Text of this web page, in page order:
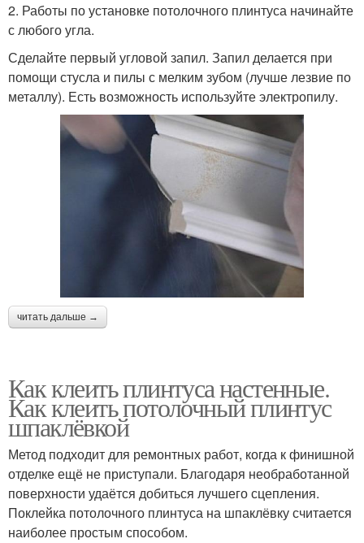
2. Работы по установке потолочного плинтуса начинайте
с любого угла.
Сделайте первый угловой запил. Запил делается при
помощи стусла и пилы с мелким зубом (лучше лезвие по
металлу). Есть возможность используйте электропилу.
читать дальше →
Как клеить плинтуса настенные.
Как клеить потолочный плинтус
шпаклёвкой
Метод подходит для ремонтных работ, когда к финишной
отделке ещё не приступали. Благодаря необработанной
поверхности удаётся добиться лучшего сцепления.
Поклейка потолочного плинтуса на шпаклёвку считается
наиболее простым способом.